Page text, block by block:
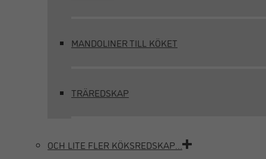
MANDOLINER TILL KÖKET
TRÄREDSKAP
OCH LITE FLER KÖKSREDSKAP…